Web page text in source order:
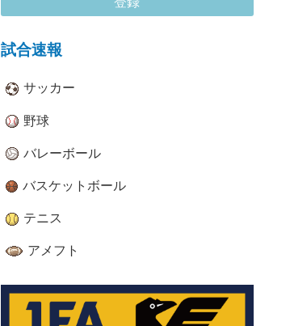
試合速報
サッカー
野球
バレーボール
バスケットボール
テニス
アメフト